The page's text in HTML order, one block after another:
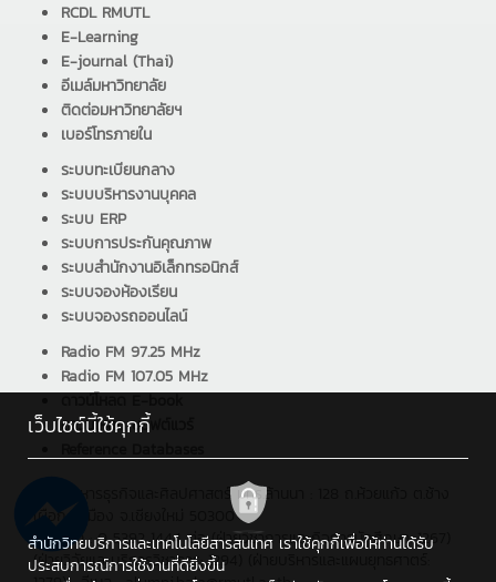
RCDL RMUTL
E-Learning
E-journal (Thai)
อีเมล์มหาวิทยาลัย
ติดต่อมหาวิทยาลัยฯ
เบอร์โทรภายใน
ระบบทะเบียนกลาง
ระบบบริหารงานบุคคล
ระบบ ERP
ระบบการประกันคุณภาพ
ระบบสำนักงานอิเล็กทรอนิกส์
ระบบจองห้องเรียน
ระบบจองรถออนไลน์
Radio FM 97.25 MHz
Radio FM 107.05 MHz
ดาวน์โหลด ซอฟต์แวร์
คณะบริหารธุรกิจและศิลปศาสตร์ มทร.ล้านนา : 128 ถ.ห้วยแก้ว ต.ช้าง
เผือก อ.เมือง จ.เชียงใหม่ 50300
โทรศัพท์ : 0 5392 1444 ต่อ (ฝ่ายวิชาการและกิจการนักศึกษา: 1267)
(ฝ่ายวิจัยและบริการวิชาการ: 1294) (ฝ่ายบริหารและแผนยุทธศาตร์:
เว็บไซต์นี้ใช้คุกกี้
สำนักวิทยบริการและเทคโนโลยีสารสนเทศ เราใช้คุกกี้เพื่อให้ท่านได้รับ
ประสบการณ์การใช้งานที่ดียิ่งขึ้น